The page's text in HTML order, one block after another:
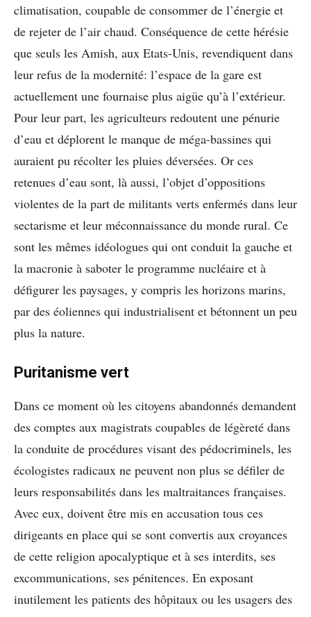
climatisation, coupable de consommer de l’énergie et
de rejeter de l’air chaud. Conséquence de cette hérésie
que seuls les Amish, aux Etats-Unis, revendiquent dans
leur refus de la modernité: l’espace de la gare est
actuellement une fournaise plus aigüe qu’à l’extérieur.
Pour leur part, les agriculteurs redoutent une pénurie
d’eau et déplorent le manque de méga-bassines qui
auraient pu récolter les pluies déversées. Or ces
retenues d’eau sont, là aussi, l’objet d’oppositions
violentes de la part de militants verts enfermés dans leur
sectarisme et leur méconnaissance du monde rural. Ce
sont les mêmes idéologues qui ont conduit la gauche et
la macronie à saboter le programme nucléaire et à
défigurer les paysages, y compris les horizons marins,
par des éoliennes qui industrialisent et bétonnent un peu
plus la nature.
Puritanisme vert
Dans ce moment où les citoyens abandonnés demandent
des comptes aux magistrats coupables de légèreté dans
la conduite de procédures visant des pédocriminels, les
écologistes radicaux ne peuvent non plus se défiler de
leurs responsabilités dans les maltraitances françaises.
Avec eux, doivent être mis en accusation tous ces
dirigeants en place qui se sont convertis aux croyances
de cette religion apocalyptique et à ses interdits, ses
excommunications, ses pénitences. En exposant
inutilement les patients des hôpitaux ou les usagers des